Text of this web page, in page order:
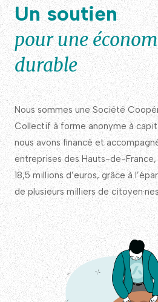
Un soutien
pour une
durable
Nous sommes une Société
Collectif à forme anonyme à
nous avons financé et
entreprises des Hauts-de-
18,5 millions d’euros, grâce à
de plusieurs milliers de